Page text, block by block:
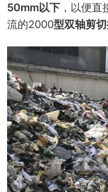
50mm以下 ，以便
流的2000型双轴剪